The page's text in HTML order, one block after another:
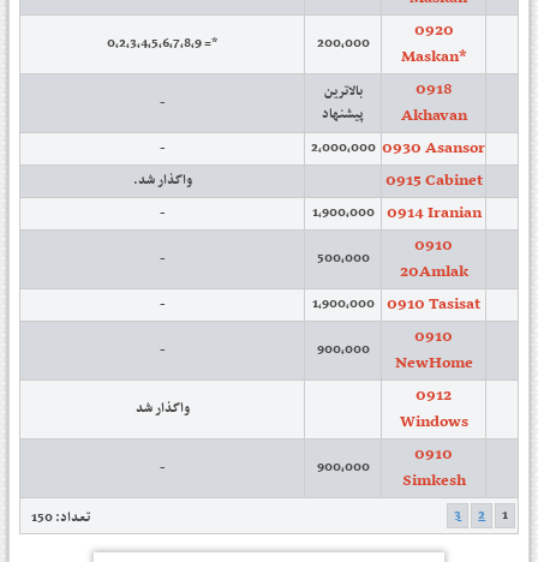
0920
Maskan*
200,000
*= 0,2,3,4,5,6,7,8,9
0918
Akhavan
بالاترین
پیشنهاد
-
0930 Asansor
2,000,000
-
0915 Cabinet واگذار شد.
0914 Iranian
1,900,000
-
0910
20Amlak
500,000
-
0910 Tasisat
1,900,000
-
0910
NewHome
900,000
-
0912
Windows
واگذار شد
0910
Simkesh
900,000
-
1
2
3 تعداد: 150